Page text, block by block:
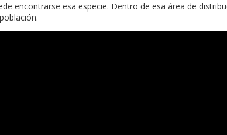
encontrarse esa especie. Dentro de esa área de